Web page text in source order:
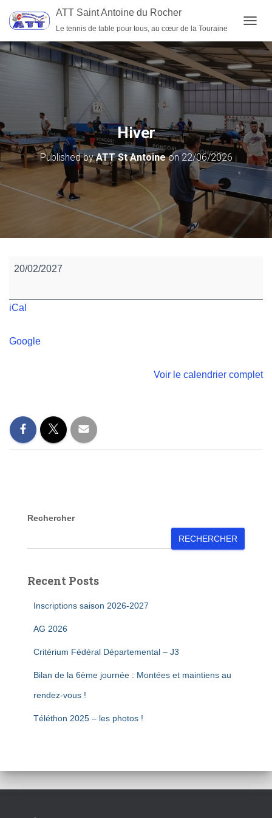
ATT Saint Antoine du Rocher
Le tennis de table pour tous, au cœur de la Touraine
Hiver
Published byATT St Antoineon 22/06/2026
Hiver
20/02/2027
iCal
Google
Voir le calendrier complet
Rechercher
RECHERCHER
Recent Posts
Inscriptions saison 2026-2027
AG 2026
Critérium Fédéral Départemental – J3
Bilan de la 6ème journée : Montées et maintiens au
rendez-vous !
Téléthon 2025 – les photos !